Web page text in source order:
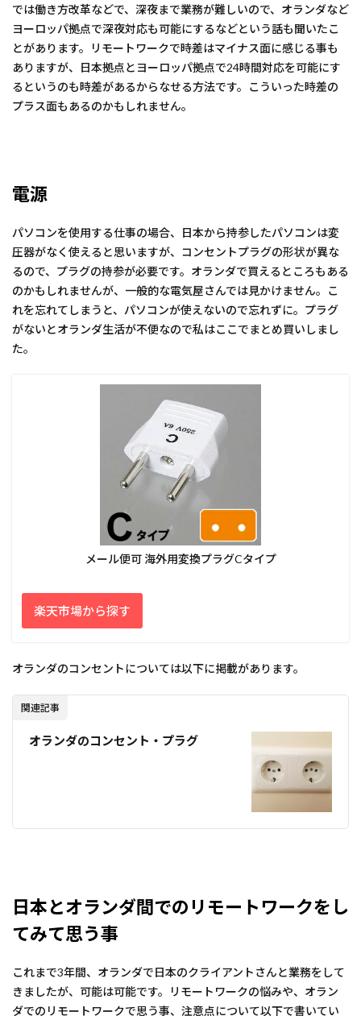
では働き方改革などで、深夜まで業務が難しいので、オランダなど
ヨーロッパ拠点で深夜対応も可能にするなどという話も聞いたこ
とがあります。リモートワークで時差はマイナス面に感じる事も
ありますが、日本拠点とヨーロッパ拠点で24時間対応を可能にす
るというのも時差があるからなせる方法です。こういった時差の
プラス面もあるのかもしれません。
電源
パソコンを使用する仕事の場合、日本から持参したパソコンは変
圧器がなく使えると思いますが、コンセントプラグの形状が異な
るので、プラグの持参が必要です。オランダで買えるところもある
のかもしれませんが、一般的な電気屋さんでは見かけません。こ
れを忘れてしまうと、パソコンが使えないので忘れずに。プラグ
がないとオランダ生活が不便なので私はここでまとめ買いしまし
た。
メール便可 海外用変換プラグCタイプ
楽天市場から探す
オランダのコンセントについては以下に掲載があります。
関連記事
オランダのコンセント・プラグ
日本とオランダ間でのリモートワークをし
てみて思う事
これまで3年間、オランダで日本のクライアントさんと業務をして
きましたが、可能は可能です。リモートワークの悩みや、オラン
ダでのリモートワークで思う事、注意点について以下で書いてい